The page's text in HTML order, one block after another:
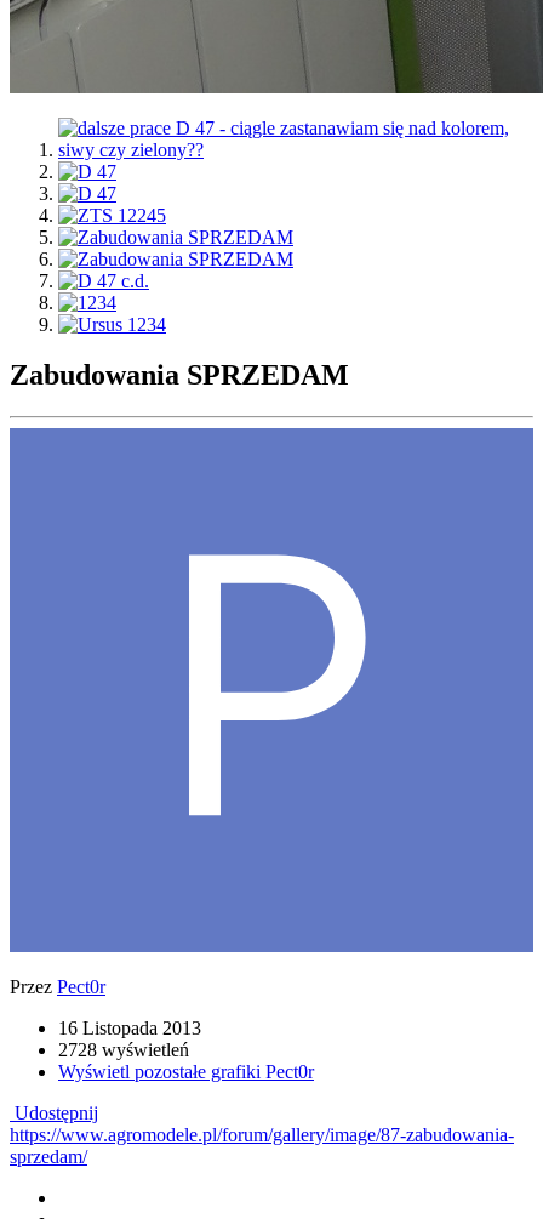
Zabudowania SPRZEDAM
Przez Pect0r
16 Listopada 2013
2728 wyświetleń
Wyświetl pozostałe grafiki Pect0r
Udostępnij
https://www.agromodele.pl/forum/gallery/image/87-zabudowania-
sprzedam/